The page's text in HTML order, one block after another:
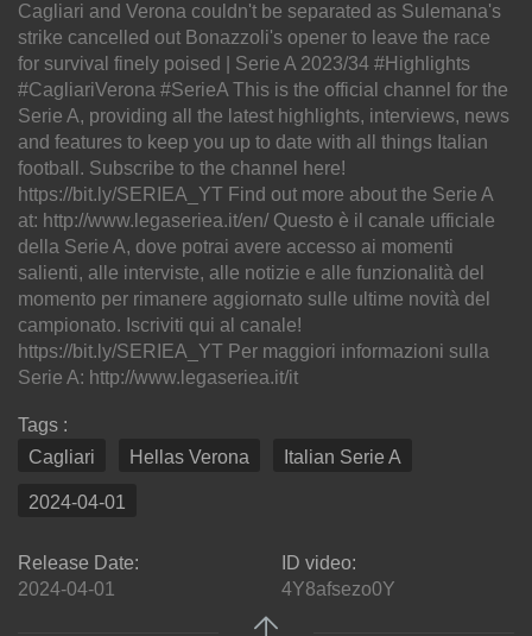
Cagliari and Verona couldn't be separated as Sulemana's
strike cancelled out Bonazzoli's opener to leave the race
for survival finely poised | Serie A 2023/34 #Highlights
#CagliariVerona #SerieA This is the official channel for the
Serie A, providing all the latest highlights, interviews, news
and features to keep you up to date with all things Italian
football. Subscribe to the channel here!
https://bit.ly/SERIEA_YT Find out more about the Serie A
at: http://www.legaseriea.it/en/ Questo è il canale ufficiale
della Serie A, dove potrai avere accesso ai momenti
salienti, alle interviste, alle notizie e alle funzionalità del
momento per rimanere aggiornato sulle ultime novità del
campionato. Iscriviti qui al canale!
https://bit.ly/SERIEA_YT Per maggiori informazioni sulla
Serie A: http://www.legaseriea.it/it
Tags :
Cagliari
Hellas Verona Italian Serie A
2024-04-01
Release Date:
2024-04-01
ID video:
4Y8afsezo0Y